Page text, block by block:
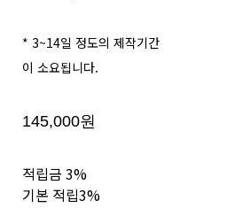
* 3~14일 정도의 제작기간
이 소요됩니다.
145,000원
적립금 3%
기본 적립3%